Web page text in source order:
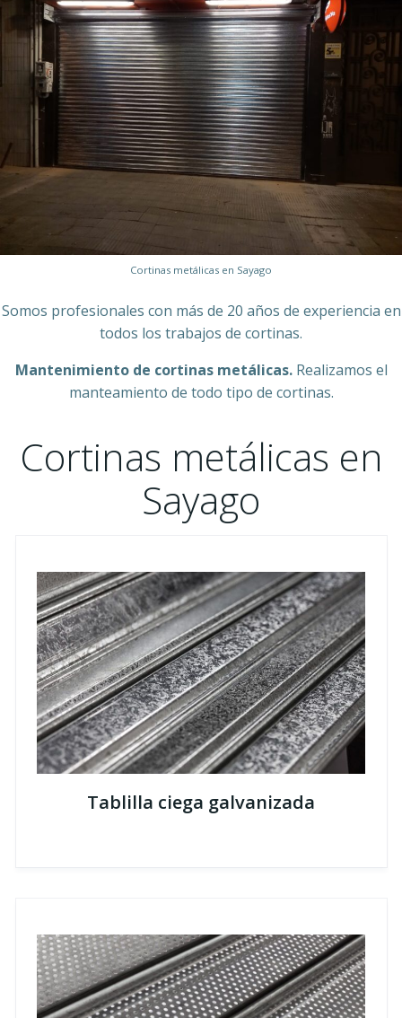
Cortinas metálicas en Sayago
Somos profesionales con más de 20 años de experiencia en
todos los trabajos de cortinas.
Mantenimiento de cortinas metálicas.Realizamos el
manteamiento de todo tipo de cortinas.
Cortinas metálicas en
Sayago
Tablilla ciega galvanizada